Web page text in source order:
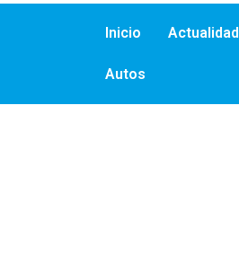
Inicio Actualidad
Autos